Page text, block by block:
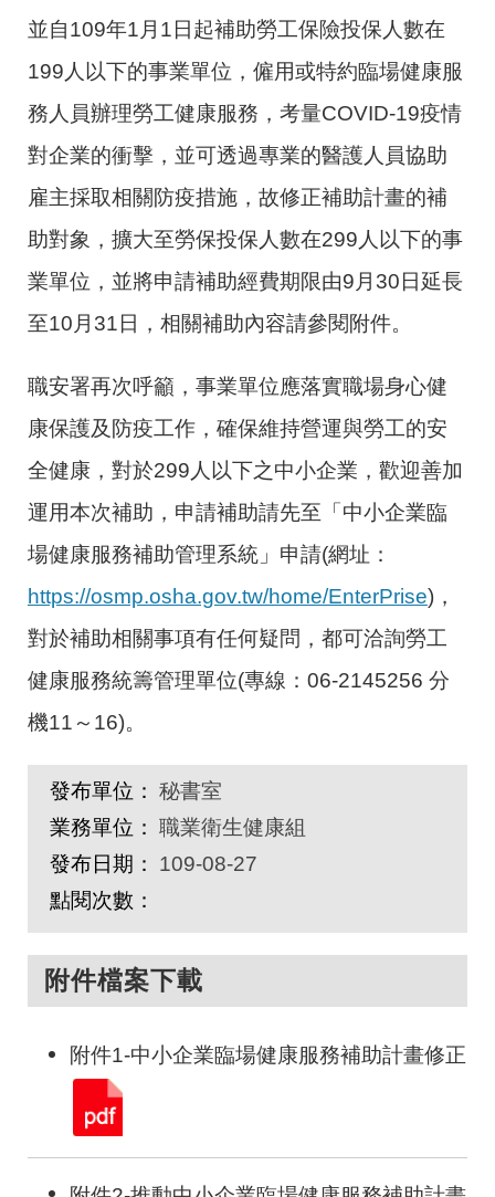
並自109年1月1日起補助勞工保險投保人數在
199人以下的事業單位，僱用或特約臨場健康服
務人員辦理勞工健康服務，考量COVID-19疫情
對企業的衝擊，並可透過專業的醫護人員協助
雇主採取相關防疫措施，故修正補助計畫的補
助對象，擴大至勞保投保人數在299人以下的事
業單位，並將申請補助經費期限由9月30日延長
至10月31日，相關補助內容請參閱附件。
職安署再次呼籲，事業單位應落實職場身心健
康保護及防疫工作，確保維持營運與勞工的安
全健康，對於299人以下之中小企業，歡迎善加
運用本次補助，申請補助請先至「中小企業臨
場健康服務補助管理系統」申請(網址：
https://osmp.osha.gov.tw/home/EnterPrise)，
對於補助相關事項有任何疑問，都可洽詢勞工
健康服務統籌管理單位(專線：06-2145256 分
機11～16)。
發布單位： 秘書室
業務單位： 職業衛生健康組
發布日期：
109-08-27
點閱次數：
附件檔案下載
附件1-中小企業臨場健康服務補助計畫修正